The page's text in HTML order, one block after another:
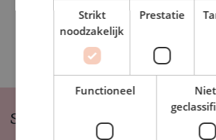
Schrijf je in op onze
Strikt
noodzakelijk
Prestatie
Functioneel